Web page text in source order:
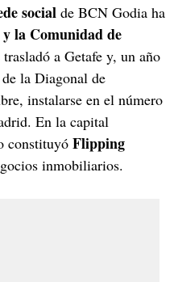
social de BCN Godia ha
la Comunidad de
a Getafe y, un año
la Diagonal de
instalarse en el número
En la capital
constituyó Flipping
inmobiliarios.